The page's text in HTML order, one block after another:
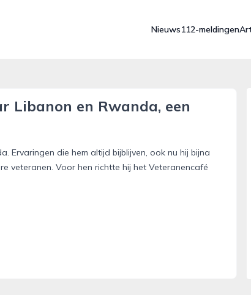
Nieuws112-meldingen
Libanon en Rwanda, een
Ervaringen die hem altijd bijblijven, ook nu hij bijna
veteranen. Voor hen richtte hij het Veteranencafé